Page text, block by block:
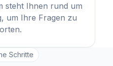
steht Ihnen rund um
um Ihre Fragen zu
Schritte